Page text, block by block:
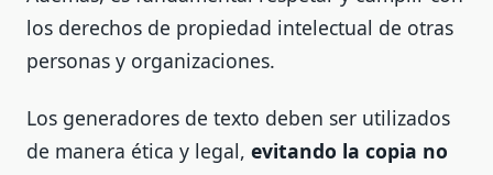
los derechos de propiedad intelectual de otras
personas y organizaciones.
Los generadores de texto deben ser utilizados
de manera ética y legal, evitando la copia no